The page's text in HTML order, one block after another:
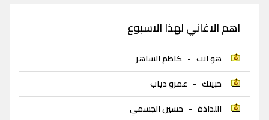
اهم الاغاني لهذا الاسبوع
هو انت - كاظم الساهر
حبيتك - عمرو دياب
اللذاذة - حسين الجسمي